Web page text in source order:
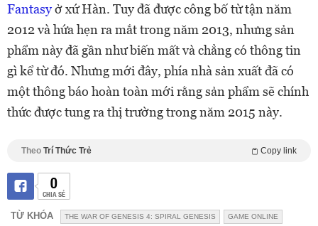
Fantasyở xứ Hàn. Tuy đã được công bố từ tận năm
2012 và hứa hẹn ra mắt trong năm 2013, nhưng sản
phẩm này đã gần như biến mất và chẳng có thông tin
gì kể từ đó. Nhưng mới đây, phía nhà sản xuất đã có
một thông báo hoàn toàn mới rằng sản phẩm sẽ chính
thức được tung ra thị trường trong năm 2015 này.
Theo Trí Thức Trẻ Copy link
0
CHIA SẺ
TỪ KHÓA THE WAR OF GENESIS 4: SPIRAL GENESIS GAME ONLINE